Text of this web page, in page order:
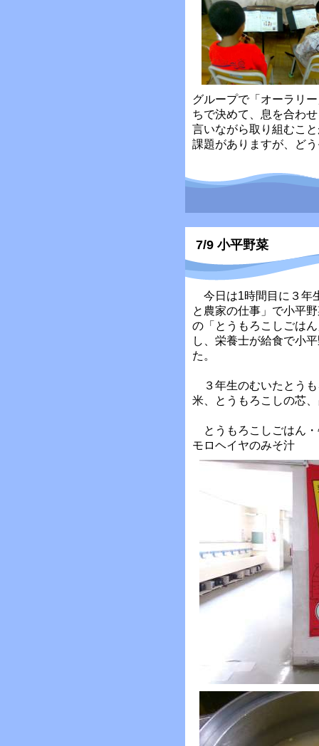
グループで「オーラリ
ちで決めて、息を合わ
言いながら取り組むこ
課題がありますが、ど
7/9 小平野菜
今日は1時間目に３年
と農家の仕事」で小平
の「とうもろこしごは
し、栄養士が給食で小
た。
３年生のむいたとうも
米、とうもろこしの芯
とうもろこしごはん・
モロヘイヤのみそ汁